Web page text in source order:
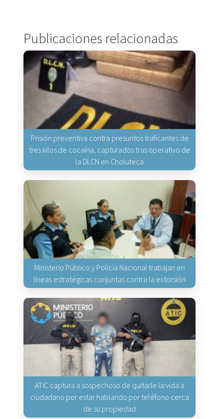
Publicaciones relacionadas
Prisión preventiva contra presuntos traficantes de
tres kilos de cocaína, capturados tras operativo de
la DLCN en Choluteca
Ministerio Público y Policía Nacional trabajan en
líneas estratégicas conjuntas contra la extorsión
ATIC captura a sospechoso de quitarle la vida a
ciudadano por estar hablando por teléfono cerca
de su propiedad